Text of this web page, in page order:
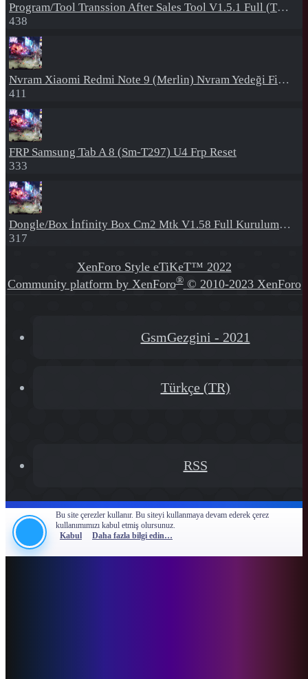
Program/Tool Transsion After Sales Tool V1.5.1 Full (Tüm Mtk Işlemcili Cihazları Meta Moda Alma)
438
Nvram Xiaomi Redmi Note 9 (Merlin) Nvram Yedeği Fix Nv By Dft Pro
411
FRP Samsung Tab A 8 (Sm-T297) U4 Frp Reset
333
Dongle/Box İnfinity Box Cm2 Mtk V1.58 Full Kurulum+Crack
317
XenForo Style eTiKeT™ 2022
Community platform by XenForo® © 2010-2023 XenForo
GsmGezgini - 2021
Türkçe (TR)
RSS
Bu site çerezler kullanır. Bu siteyi kullanmaya devam ederek çerez
kullanımımızı kabul etmiş olursunuz.
Kabul
Daha fazla bilgi edin…